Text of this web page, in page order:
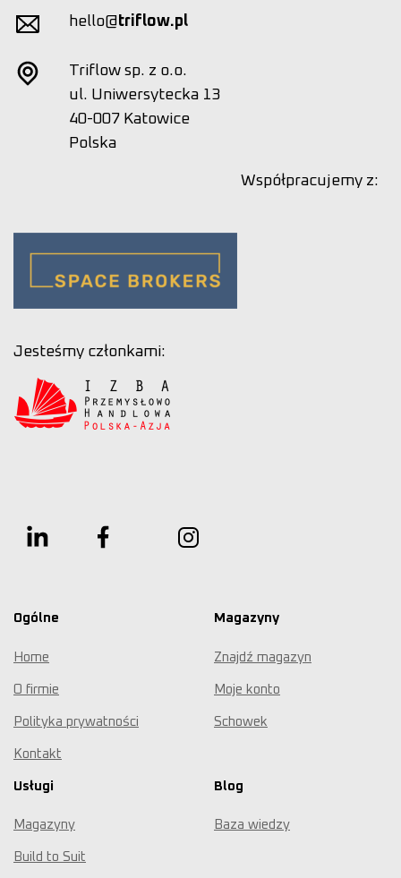
hello@triflow.pl
Triflow sp. z o.o.
ul. Uniwersytecka 13
40-007 Katowice
Polska
Współpracujemy z:
Jesteśmy członkami:
Ogólne
Home
O firmie
Polityka prywatności
Kontakt
Magazyny
Znajdź magazyn
Moje konto
Schowek
Usługi
Magazyny
Build to Suit
Blog
Baza wiedzy